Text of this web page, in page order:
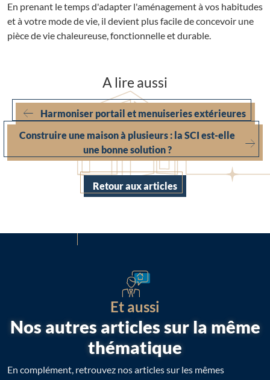
En prenant le temps d'adapter l'aménagement à vos habitudes
et à votre mode de vie, il devient plus facile de concevoir une
pièce de vie chaleureuse, fonctionnelle et durable.
A lire aussi
Harmoniser portail et menuiseries extérieures
Construire une maison à plusieurs : la SCI est-elle
une bonne solution ?
Retour aux articles
Et aussi
Nos autres articles sur la même
thématique
En complément, retrouvez nos articles sur les mêmes